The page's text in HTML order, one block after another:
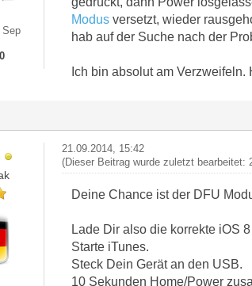
Sep
0
Modusversetzt, wieder
hab auf der Suche nach der
Ich bin absolut am
21.09.2014, 15:42
(Dieser Beitrag wurde zuletzt bearbeitet:
Deine Chance ist der DFU
Lade Dir also die korrekte iOS
Starte iTunes.
Steck Dein Gerät an den USB.
10 Sekunden Home/Power